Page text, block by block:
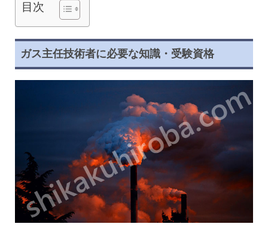
目次
ガス主任技術者に必要な知識・受験資格